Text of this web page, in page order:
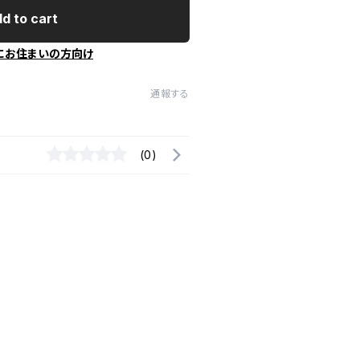
to cart
お住まいの方向け
通報する
(0)